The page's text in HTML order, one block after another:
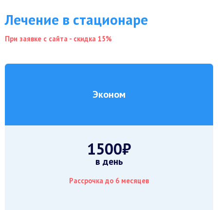
Лечение в стационаре
При заявке с сайта - скидка 15%
Эконом
1500₽
в день
Рассрочка до 6 месяцев